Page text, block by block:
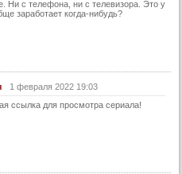
Ни с телефона, ни с телевизора. Это у
заработает когда-нибудь?
1 февраля 2022 19:03
ссылка для просмотра сериала!